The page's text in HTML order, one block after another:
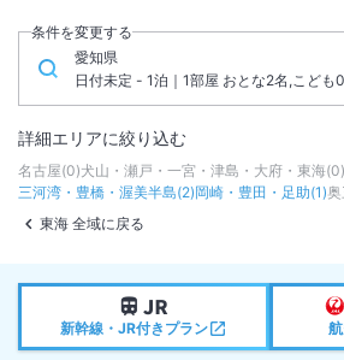
条件を変更する
愛知県
日付未定 - 1泊｜1部屋 おとな2名,こども
詳細エリアに絞り込む
名古屋(0)犬山・瀬戸・一宮・津島・大府・東海(0)
三河湾・豊橋・渥美半島(2)岡崎・豊田・足助(1)
東海 全域に戻る
新幹線・JR付きプラン